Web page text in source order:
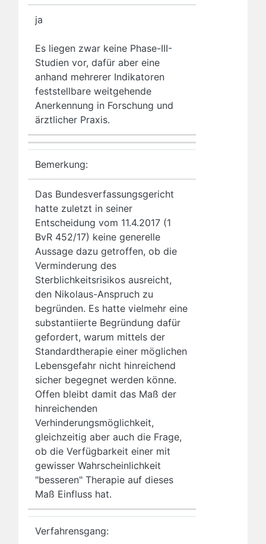
ja
Es liegen zwar keine Phase-III-
Studien vor, dafür aber eine
anhand mehrerer Indikatoren
feststellbare weitgehende
Anerkennung in Forschung und
ärztlicher Praxis.
Bemerkung:
Das Bundesverfassungsgericht
hatte zuletzt in seiner
Entscheidung vom 11.4.2017 (1
BvR 452/17) keine generelle
Aussage dazu getroffen, ob die
Verminderung des
Sterblichkeitsrisikos ausreicht,
den Nikolaus-Anspruch zu
begründen. Es hatte vielmehr eine
substantiierte Begründung dafür
gefordert, warum mittels der
Standardtherapie einer möglichen
Lebensgefahr nicht hinreichend
sicher begegnet werden könne.
Offen bleibt damit das Maß der
hinreichenden
Verhinderungsmöglichkeit,
gleichzeitig aber auch die Frage,
ob die Verfügbarkeit einer mit
gewisser Wahrscheinlichkeit
"besseren" Therapie auf dieses
Maß Einfluss hat.
Verfahrensgang: